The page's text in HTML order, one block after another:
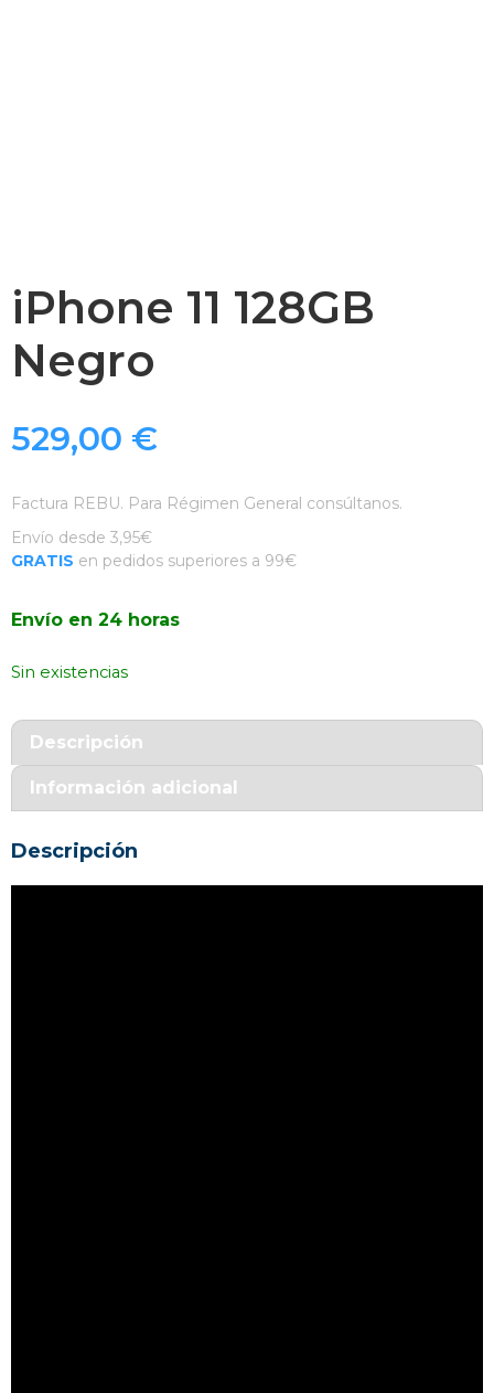
iPhone 11 128GB
Negro
529,00 €
Factura REBU. Para Régimen General consúltanos.
Envío desde 3,95€
GRATIS en pedidos superiores a 99€
Envío en 24 horas
Sin existencias
Descripción
Información adicional
Descripción